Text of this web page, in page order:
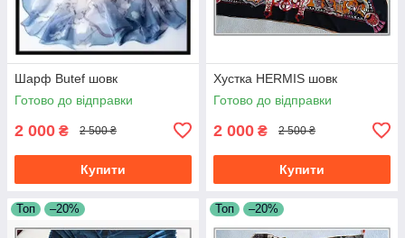
Шарф Butef шовк
Готово до відправки
2 000 ₴ 2 500 ₴
Купити
Хустка HERMIS шовк
Готово до відправки
2 000 ₴ 2 500 ₴
Купити
Топ –20% Топ –20%